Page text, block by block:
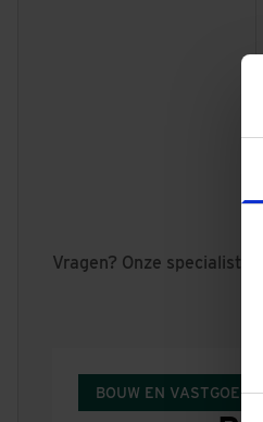
Vragen? Onze specialisten
BOUW EN VASTGOED